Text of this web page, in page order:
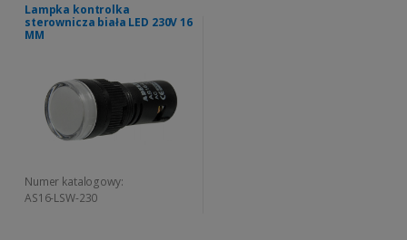
Lampka kontrolka
sterownicza biała LED 230V 16
MM
Numer katalogowy:
AS16-LSW-230